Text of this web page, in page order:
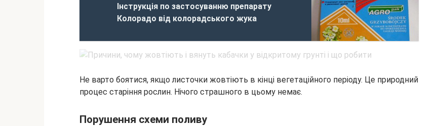
Інструкція по застосуванню препарату
Колорадо від колорадського жука
Не варто боятися, якщо листочки жовтіють в кінці вегетаційного періоду. Це природний
процес старіння рослин. Нічого страшного в цьому немає.
Порушення схеми поливу